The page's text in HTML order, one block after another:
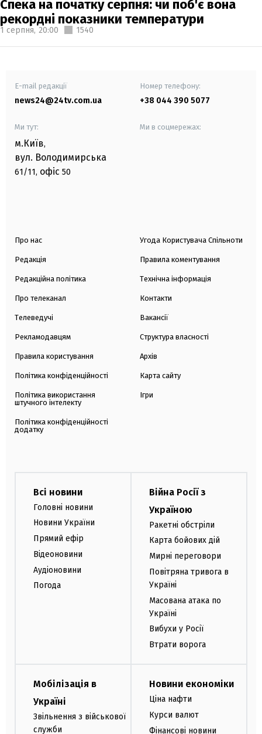
Спека на початку серпня: чи поб'є вона
рекордні показники температури
1 серпня, 20:00 1540
E-mail редакції
news24@24tv.com.ua
Номер телефону:
+38 044 390 5077
Ми тут:
м.Київ,
вул. Володимирська
61/11, офіс 50
Ми в соцмережах:
Про нас
Редакція
Редакційна політика
Про телеканал
Телеведучі
Рекламодавцям
Правила користування
Політика конфіденційності
Політика використання
штучного інтелекту
Політика конфіденційності
додатку
Угода Користувача Спільноти
Правила коментування
Технічна інформація
Контакти
Вакансії
Структура власності
Архів
Карта сайту
Ігри
Всі новини
Головні новини
Новини України
Прямий ефір
Відеоновини
Аудіоновини
Погода
Війна Росії з
Україною
Ракетні обстріли
Карта бойових дій
Мирні переговори
Повітряна тривога в
Україні
Масована атака по
Україні
Вибухи у Росії
Втрати ворога
Мобілізація в
Україні
Звільнення з військової
служби
Новини економіки
Ціна нафти
Курси валют
Фінансові новини